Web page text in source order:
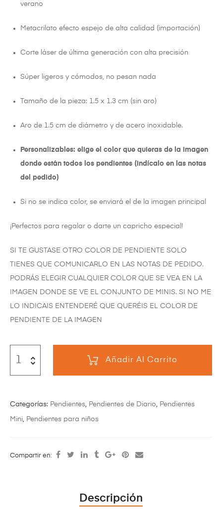
verano
Metacrilato efecto espejo de alta calidad (importación)
Corte láser de última generación con alta precisión
Súper ligeros y cómodos, no pesan nada
Tamaño de la pieza: 1.5 x 1.3 cm (sin aro)
Aro de 1.5 cm de diámetro y de acero inoxidable.
Personalizables: elige el color que quieras de la imagen
donde están todos los pendientes (indícalo en las notas
del pedido)
Si no se indica color, se enviará el de la imagen principal
¡Perfectos para regalar o darte un capricho especial!
SI TE GUSTASE OTRO COLOR DE PENDIENTE SOLO
TIENES QUE COMUNICARLO EN LAS NOTAS DE PEDIDO.
PODRÁS ELEGIR CUALQUIER COLOR QUE SE VEA EN LA
IMAGEN DONDE SE VE EL CONJUNTO DE MINIS. SI NO ME
LO INDICAIS ENTENDERÉ QUE QUERÉIS EL COLOR DE
PENDIENTE DE LA IMAGEN
Añadir Al Carrito
Categorías: Pendientes, Pendientes de Diario, Pendientes
Mini, Pendientes para niños
Compartir en:
Descripción